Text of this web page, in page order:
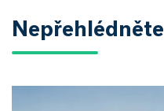
Nepřehlédněte